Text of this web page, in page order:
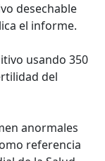
desechable
el informe.
usando 350
del
anormales
referencia